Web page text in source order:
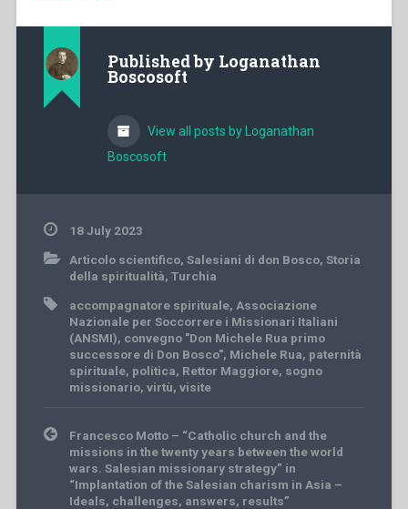
Published by Loganathan
Boscosoft
View all posts by Loganathan
Boscosoft
18 July 2023
Articolo scientifico, Salesiani di don Bosco, Storia
della spiritualità, Turchia
accompagnatore spirituale, Associazione
Nazionale per Soccorrere i Missionari Italiani
(ANSMI), convegno "Don Michele Rua primo
successore di Don Bosco", Michele Rua, paternità
spirituale, politica, Rettor Maggiore, sogno
missionario, virtù, visite
Post
navigation
Francesco Motto – “Catholic church and the
missions in the twenty years between the world
wars. Salesian missionary strategy” in
“Implantation of the Salesian charism in Asia –
Ideals, challenges, answers, results”